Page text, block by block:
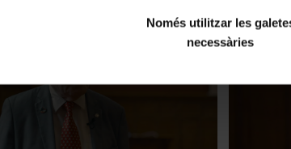
Només utilitzar les
necessàries